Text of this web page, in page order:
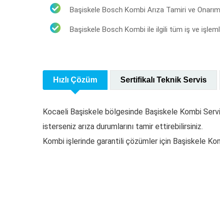
Başiskele Bosch Kombi Arıza Tamiri ve
Başiskele Bosch Kombi ile ilgili tüm iş ve
Hızlı Çözüm Sertifikalı Teknik Servis
Kocaeli Başiskele bölgesinde Başiskele Kombi
isterseniz arıza durumlarını tamir ettirebilirsiniz.
Kombi işlerinde garantili çözümler için Başiskele
tamiri işlerinizi orijinal yedek
parçalarla özenle yapıyor ve 1 yıl
Kombi
İletişim